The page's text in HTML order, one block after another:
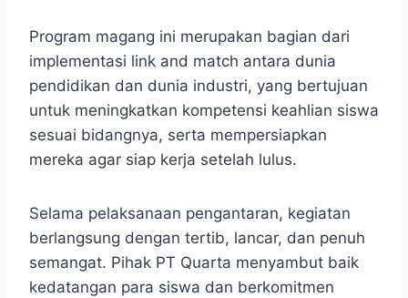
Program magang ini merupakan bagian dari
implementasi link and match antara dunia
pendidikan dan dunia industri, yang bertujuan
untuk meningkatkan kompetensi keahlian siswa
sesuai bidangnya, serta mempersiapkan
mereka agar siap kerja setelah lulus.
Selama pelaksanaan pengantaran, kegiatan
berlangsung dengan tertib, lancar, dan penuh
semangat. Pihak PT Quarta menyambut baik
kedatangan para siswa dan berkomitmen